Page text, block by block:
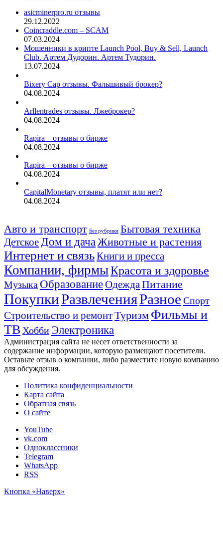
asicminerpro.ru отзывы
29.12.2022
Coincraddle.com – SCAM
07.03.2024
Мошенники в крипте Launch Pool, Buy & Sell, Launch
Club. Артем Дудорин. Артем Тудорин.
13.07.2024
Bixery Cap отзывы. Фальшивый брокер?
04.08.2024
Arllentrades отзывы. Лжеброкер?
04.08.2024
Rapira – отзывы о бирже
04.08.2024
Rapira – отзывы о бирже
04.08.2024
CapitalMonetary отзывы, платят или нет?
04.08.2024
Авто и транспорт Без рубрики Бытовая техника
Детское Дом и дача Животные и растения
Интернет и связьКниги и пресса
Компании, фирмыКрасота и здоровье
Музыка ОбразованиеОдежда Питание
ПокупкиРазвлеченияРазное Спорт
Строительство и ремонтТуризм Фильмы и
ТВ Хобби Электроника
Администрация сайта не несет ответственности за
содержание информации, которую размещают посетители.
Оставьте отзыв о компании, либо разместите новую компанию
для обсуждения.
Политика конфиденциальности
Карта сайта
Обратная связь
О сайте
YouTube
vk.com
Одноклассники
Telegram
WhatsApp
RSS
Кнопка «Наверх»